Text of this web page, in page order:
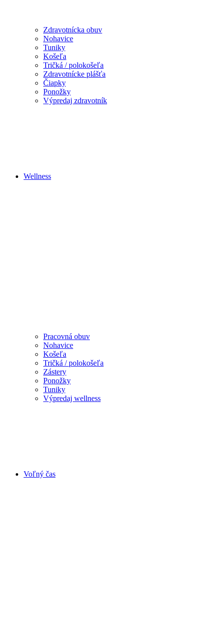
Zdravotnícka obuv
Nohavice
Tuniky
Košeľa
Tričká / polokošeľa
Zdravotnícke plášťa
Čiapky
Ponožky
Výpredaj zdravotník
Wellness
Pracovná obuv
Nohavice
Košeľa
Tričká / polokošeľa
Zástery
Ponožky
Tuniky
Výpredaj wellness
Voľný čas